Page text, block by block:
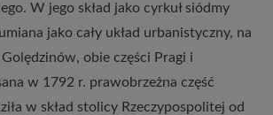
W jego skład jako cyrkuł siódmy
jako cały układ urbanistyczny, na
Golędzinów, obie części Pragi i
w 1792 r. prawobrzeżna część
w skład stolicy Rzeczypospolitej od